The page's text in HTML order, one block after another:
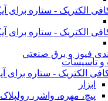
و تاسیسات
ابزار
پیچ، مهره، واشر، رولپلاک